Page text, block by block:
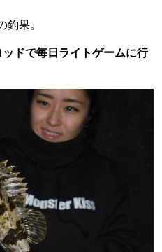
果。
ドで毎日ライトゲームに行